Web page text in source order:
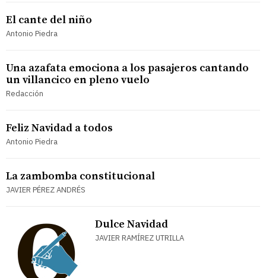
El cante del niño
Antonio Piedra
Una azafata emociona a los pasajeros cantando
un villancico en pleno vuelo
Redacción
Feliz Navidad a todos
Antonio Piedra
La zambomba constitucional
JAVIER PÉREZ ANDRÉS
Dulce Navidad
JAVIER RAMÍREZ UTRILLA